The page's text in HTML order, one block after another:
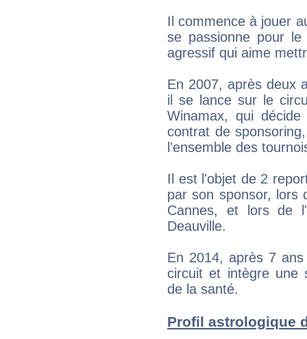
Il commence à jouer
se passionne pour
agressif qui aime
En 2007, après deux
il se lance sur le
Winamax, qui
contrat de
l’ensemble des
Il est l'objet de 2
par son sponsor, lors
Cannes, et lors de
Deauville.
En 2014, après 7
circuit et intègre une
de la santé.
Profil astrologique